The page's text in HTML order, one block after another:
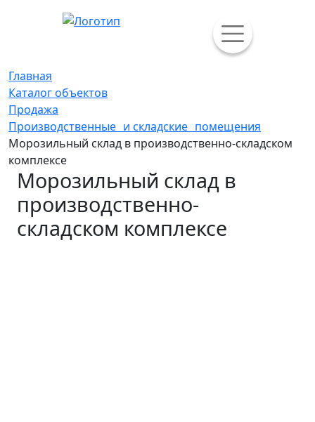
Главная
Каталог объектов
Продажа
Производственные и складские помещения
Морозильный склад в производственно-складском
комплексе
Морозильный склад в
производственно-
складском комплексе